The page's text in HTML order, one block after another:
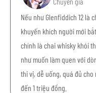
Nếu như Glenfiddich 12 là
khuyến khích người mới
chính là chai whisky khói
như muốn làm quen với
thi vị, dễ uống, quá đủ
đến 1 triệu đồng.